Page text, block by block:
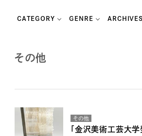
CATEGORY GENRE ARCHIVES
その他
その他
「金沢美術工芸大学